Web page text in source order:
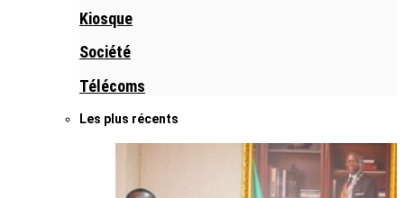
Kiosque
Société
Télécoms
Les plus récents